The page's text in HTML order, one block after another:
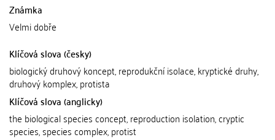
Známka
Velmi dobře
Klíčová slova (česky)
biologický druhový koncept, reprodukční isolace, kryptické druhy,
druhový komplex, protista
Klíčová slova (anglicky)
the biological species concept, reproduction isolation, cryptic
species, species complex, protist